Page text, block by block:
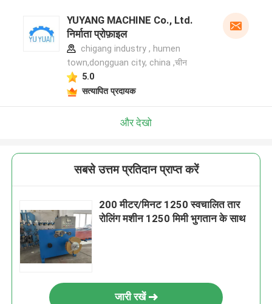
YUYANG MACHINE Co., Ltd.
निर्माता प्रोफ़ाइल
chigang industry , humen
town,dongguan city, china ,चीन
5.0
सत्यापित प्रदायक
और देखो
सबसे उत्तम प्रतिदान प्राप्त करें
200 मीटर/मिनट 1250 स्वचालित तार
रोलिंग मशीन 1250 मिमी भुगतान के साथ
जारी रखें